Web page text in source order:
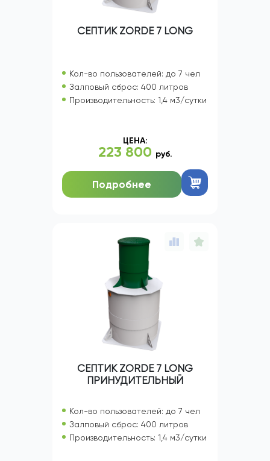
СЕПТИК ZORDE 7 LONG
Кол-во пользователей: до 7 чел
Залповый сброс: 400 литров
Производительность: 1,4 м3/сутки
ЦЕНА:
223 800 руб.
Подробнее
СЕПТИК ZORDE 7 LONG
ПРИНУДИТЕЛЬНЫЙ
Кол-во пользователей: до 7 чел
Залповый сброс: 400 литров
Производительность: 1,4 м3/сутки